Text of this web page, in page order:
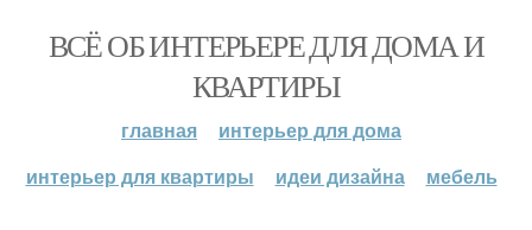
ВСЁ ОБ ИНТЕРЬЕРЕ ДЛЯ ДОМА И
КВАРТИРЫ
главная
интерьер для дома
интерьер для квартиры
идеи дизайна мебель